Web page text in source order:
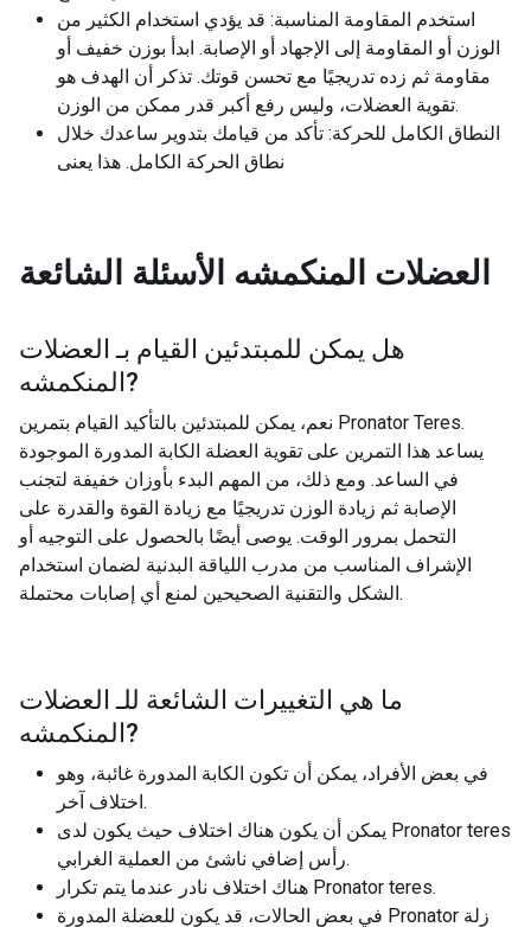
استخدم المقاومة المناسبة: قد يؤدي استخدام الكثير من
الوزن أو المقاومة إلى الإجهاد أو الإصابة. ابدأ بوزن خفيف أو
مقاومة ثم زده تدريجيًا مع تحسن قوتك. تذكر أن الهدف هو
تقوية العضلات، وليس رفع أكبر قدر ممكن من الوزن.
النطاق الكامل للحركة: تأكد من قيامك بتدوير ساعدك خلال
نطاق الحركة الكامل. هذا يعنى
العضلات المنكمشه الأسئلة الشائعة
هل يمكن للمبتدئين القيام بـ العضلات
المنكمشه?
نعم، يمكن للمبتدئين بالتأكيد القيام بتمرين Pronator Teres.
يساعد هذا التمرين على تقوية العضلة الكابة المدورة الموجودة
في الساعد. ومع ذلك، من المهم البدء بأوزان خفيفة لتجنب
الإصابة ثم زيادة الوزن تدريجيًا مع زيادة القوة والقدرة على
التحمل بمرور الوقت. يوصى أيضًا بالحصول على التوجيه أو
الإشراف المناسب من مدرب اللياقة البدنية لضمان استخدام
الشكل والتقنية الصحيحين لمنع أي إصابات محتملة.
ما هي التغييرات الشائعة للـ العضلات
المنكمشه?
في بعض الأفراد، يمكن أن تكون الكابة المدورة غائبة، وهو
اختلاف آخر.
يمكن أن يكون هناك اختلاف حيث يكون لدى Pronator teres
رأس إضافي ناشئ من العملية الغرابي.
هناك اختلاف نادر عندما يتم تكرار Pronator teres.
في بعض الحالات، قد يكون للعضلة المدورة Pronator زلة